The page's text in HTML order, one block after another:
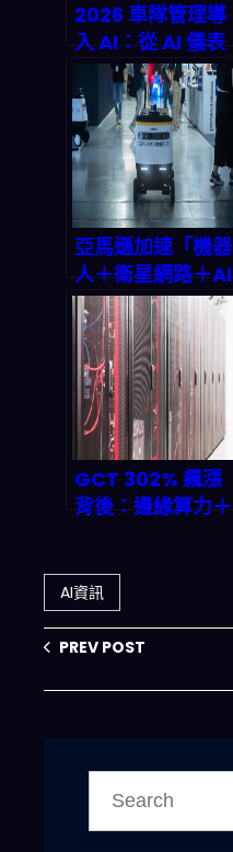
2026 車隊管理導
入 AI：從 AI 儀表
板到預測維修與工
作流自動化，真的
能省多少？
亞馬遜加速「機器
人＋衛星網路＋AI
晶片」：2026起
智慧硬體與雲端服
務的全鏈路重組你
該怎麼跟？
GCT 302% 飆漲
背後：邊緣算力＋
人該怎麼看？
AI資訊
PREV POST